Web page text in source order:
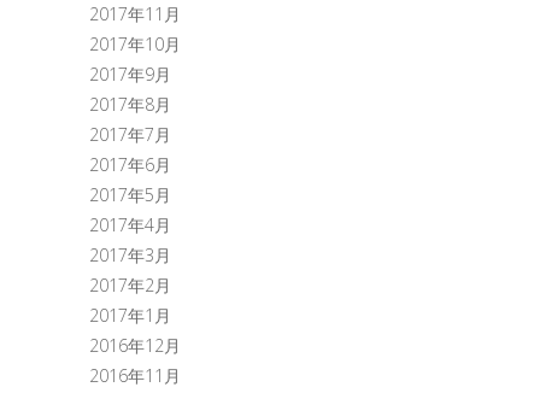
2017年11月
2017年10月
2017年9月
2017年8月
2017年7月
2017年6月
2017年5月
2017年4月
2017年3月
2017年2月
2017年1月
2016年12月
2016年11月